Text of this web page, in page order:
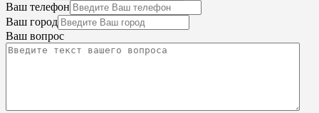
Ваш телефон
Ваш город
Ваш вопрос